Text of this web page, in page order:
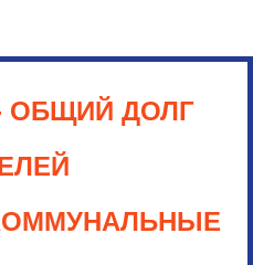
ОБЩИЙ ДОЛГ